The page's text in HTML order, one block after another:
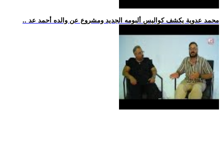
.. محمد عدوية يكشف كواليس ألبومه الجديد ومشروع عن والده أحمد عد